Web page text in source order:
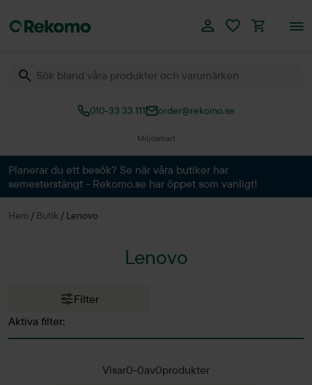
010-33 33 111 order@rekomo.se
Miljösmart
Planerar du ett besök? Se när våra butiker har
semesterstängt - Rekomo.se har öppet som vanligt!
Hem / Butik / Lenovo
Lenovo
Filter
Aktiva filter:
Visar0-0av0produkter